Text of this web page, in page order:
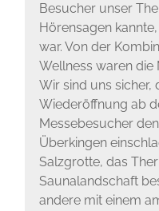
Besucher unser
Hörensagen
war. Von der
Wellness waren die
Wir sind uns sicher,
Wiederöffnung ab
Messebesucher
Überkingen
Salzgrotte, das
Saunalandschaft
andere mit einem